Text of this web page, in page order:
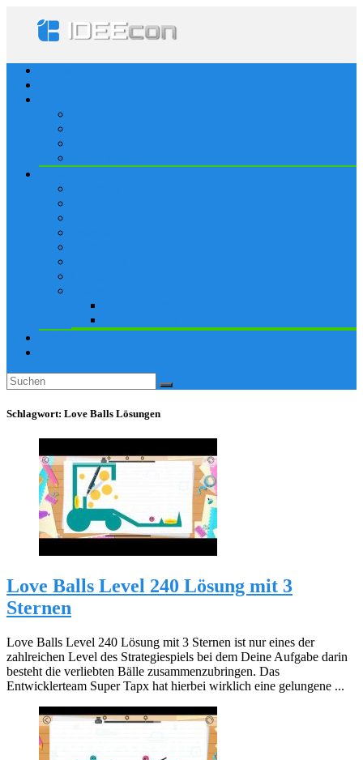
Schlagwort: Love Balls Lösungen
Love Balls Level 240 Lösung mit 3
Sternen
Love Balls Level 240 Lösung mit 3 Sternen ist nur eines der
zahlreichen Level des Strategiespiels bei dem Deine Aufgabe darin
besteht die verliebten Bälle zusammenzubringen. Das
Entwicklerteam Super Tapx hat hierbei wirklich eine gelungene ...